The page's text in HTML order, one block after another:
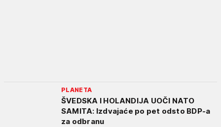
PLANETA
ŠVEDSKA I HOLANDIJA UOČI NATO
SAMITA: Izdvajaće po pet odsto BDP-a
za odbranu